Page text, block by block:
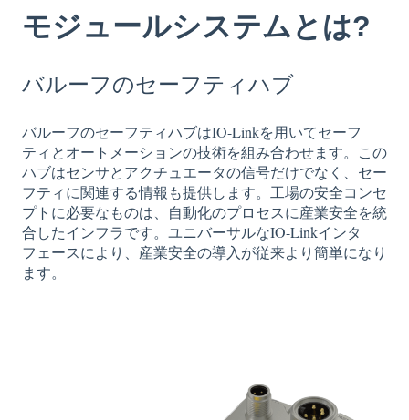
モジュールシステムとは?
バルーフのセーフティハブ
バルーフのセーフティハブはIO-Linkを用いてセーフ
ティとオートメーションの技術を組み合わせます。この
ハブはセンサとアクチュエータの信号だけでなく、セー
フティに関連する情報も提供します。工場の安全コンセ
プトに必要なものは、自動化のプロセスに産業安全を統
合したインフラです。ユニバーサルなIO-Linkインタ
フェースにより、産業安全の導入が従来より簡単になり
ます。